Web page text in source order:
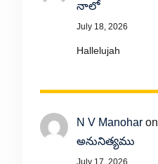
నాలో
July 18, 2026
Hallelujah
N V Manoharon
అనునిత్యము
July 17, 2026